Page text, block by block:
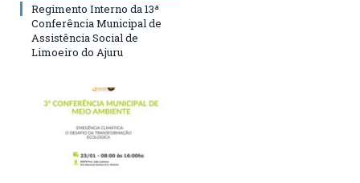
Regimento Interno da 13ª
Conferência Municipal de
Assistência Social de
Limoeiro do Ajuru